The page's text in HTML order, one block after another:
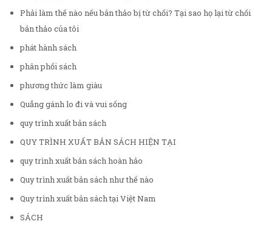
Phải làm thế nào nếu bản thảo bị từ chối? Tại sao họ lại từ chối
bản thảo của tôi
phát hành sách
phân phối sách
phương thức làm giàu
Quẳng gánh lo đi và vui sống
quy trình xuất bản sách
QUY TRÌNH XUẤT BẢN SÁCH HIỆN TẠI
quy trình xuất bản sách hoàn hảo
Quy trình xuất bản sách như thế nào
Quy trình xuất bản sách tại Việt Nam
SÁCH